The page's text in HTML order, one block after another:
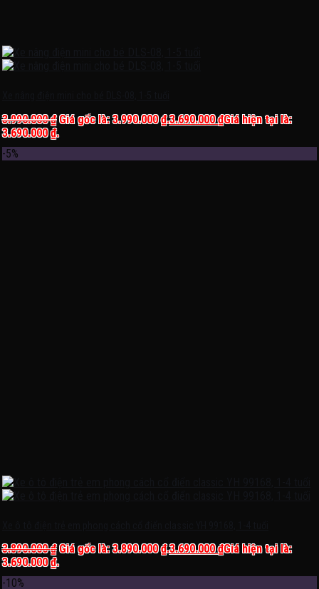
3.990.000₫ Giá gốc là: 3.990.000 ₫.3.690.000₫Giá hiện tại là:
3.690.000 ₫.
-5%
3.890.000₫ Giá gốc là: 3.890.000 ₫.3.690.000₫Giá hiện tại là:
3.690.000 ₫.
-10%